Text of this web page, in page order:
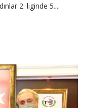
2. liginde 5....